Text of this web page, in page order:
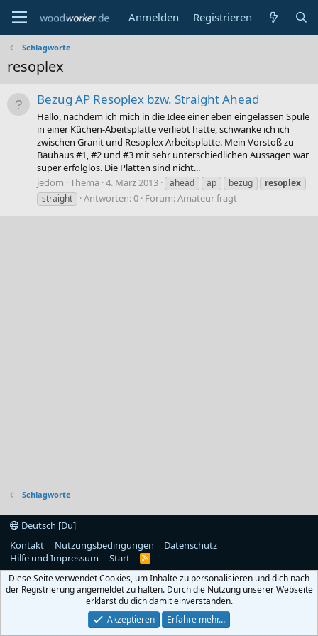
Anmelden Registrieren
Schlagworte
resoplex
Bezug AP Resoplex bzw. Straight Ahead
Hallo, nachdem ich mich in die Idee einer eben eingelassen Spüle
in einer Küchen-Abeitsplatte verliebt hatte, schwanke ich ich
zwischen Granit und Resoplex Arbeitsplatte. Mein Vorstoß zu
Bauhaus #1, #2 und #3 mit sehr unterschiedlichen Aussagen war
super erfolglos. Die Platten sind nicht...
jedom Thema 4. März 2013 ahead ap bezug
resoplex
straight
Antworten: 0 Forum:Amateur fragt
Schlagworte
Deutsch [Du]
Kontakt
Nutzungsbedingungen
Datenschutz
Hilfe und Impressum
Start
R
S
Diese Seite verwendet Cookies, um Inhalte zu personalisieren und dich nach
der Registrierung angemeldet zu halten. Durch die Nutzung unserer Webseite
erklärst du dich damit einverstanden.
Akzeptieren
Erfahre mehr…